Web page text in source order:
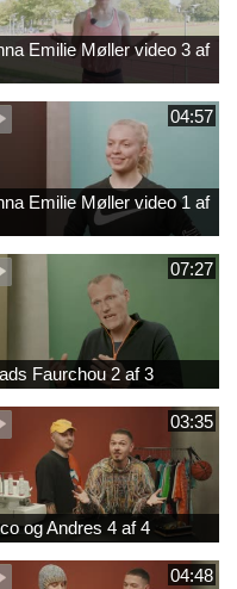
Emilie Møller video 3 af
04:57
Emilie Møller video 1 af
07:27
Faurchou 2 af 3
03:35
og Andres 4 af 4
04:48